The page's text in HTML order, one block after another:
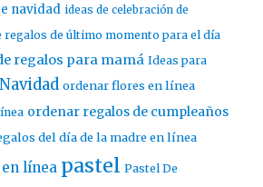
navidad ideas de celebración de
regalos de último momento para el día
regalos para mamá Ideas para
Navidad ordenar flores en línea
ordenar regalos de cumpleaños
del día de la madre en línea
línea pastel Pastel De